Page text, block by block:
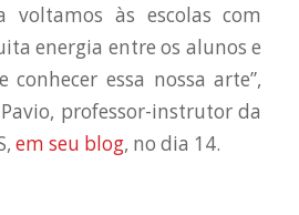
voltamos às escolas com
energia entre os alunos e
essa nossa arte”,
professor-instrutor da
em seu blog, no dia 14.